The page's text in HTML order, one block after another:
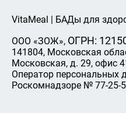
VitaMeal | БАДы для
ООО «ЗОЖ», ОГРН:
141804, Московская
Московская, д. 29, офис
Оператор персональных
Роскомнадзоре № 77-25-